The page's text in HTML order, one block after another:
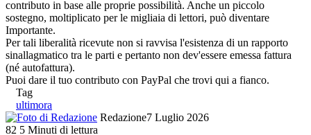
contributo in base alle proprie possibilità. Anche un piccolo
sostegno, moltiplicato per le migliaia di lettori, può diventare
Importante.
Per tali liberalità ricevute non si ravvisa l'esistenza di un rapporto
sinallagmatico tra le parti e pertanto non dev'essere emessa fattura
(né autofattura).
Puoi dare il tuo contributo con PayPal che trovi qui a fianco.
Tag
ultimora
Redazione7 Luglio 2026
82 5 Minuti di lettura